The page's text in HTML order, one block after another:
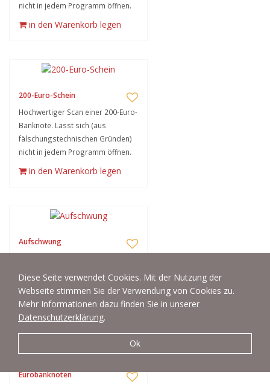
Diese Seite verwendet Cookies. Mit der Nutzung der
Webseite stimmen Sie der Verwendung von Cookies zu.
Mehr Informationen dazu finden Sie in unserer
Datenschutzerklärung.
Ok
nicht in jedem Programm öffnen.
in den Warenkorb legen
200-Euro-Schein
Hochwertiger Scan einer 200-Euro-
Banknote. Lässt sich (aus
fälschungstechnischen Gründen)
nicht in jedem Programm öffnen.
in den Warenkorb legen
Aufschwung
in den Warenkorb legen
Eurobanknoten